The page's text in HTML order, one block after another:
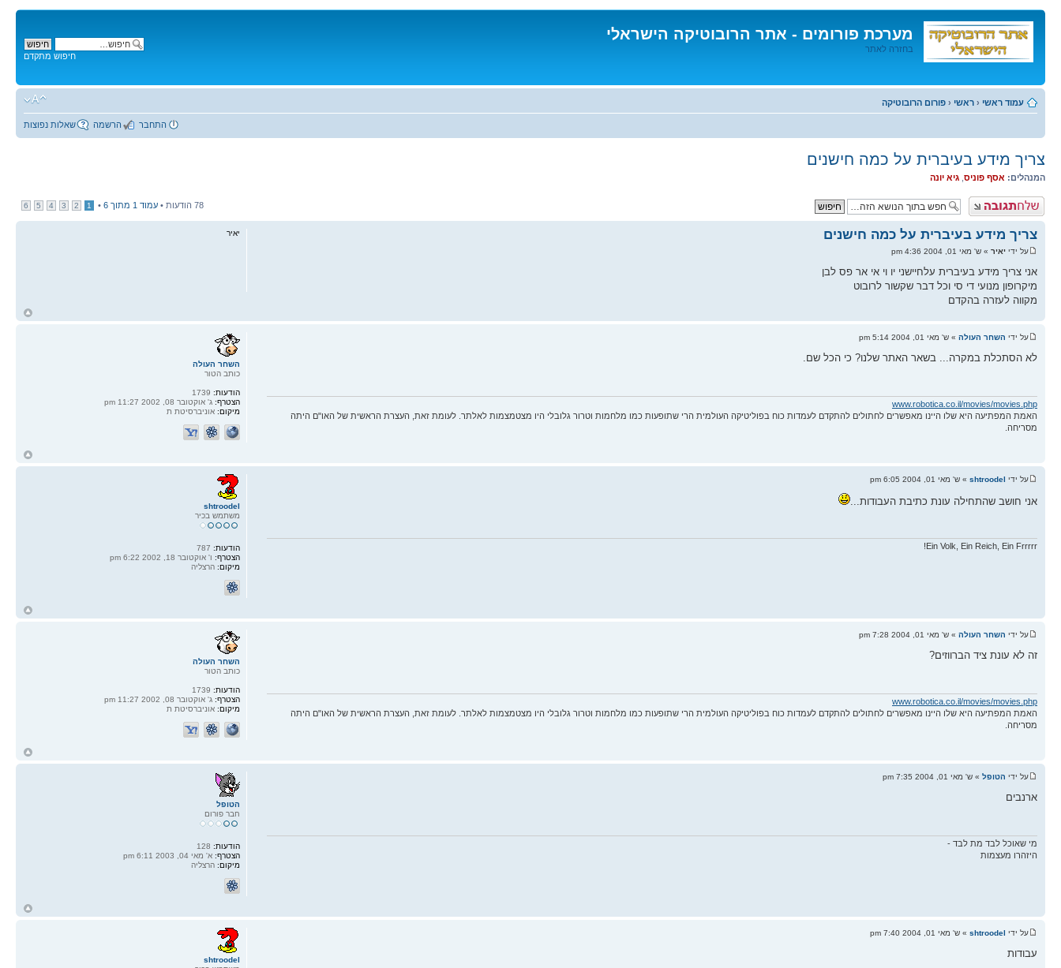
מערכת פורומים - אתר הרובוטיקה הישראלי
בחזרה לאתר
לתוכן
חיפוש מתקדם
עמוד ראשי ‹ ראשי ‹ פורום הרובוטיקה
שאלות נפוצות הרשמה התחבר
צריך מידע בעיברית על כמה חישנים
המנהלים: אסף פוניס גיא יונה
פרסם תגובה 78 הודעות • עמוד 1 מתוך 6
•
1
2
3
4
5
6
צריך מידע בעיברית על כמה חישנים
על ידי יאיר » ש' מאי 01, 2004 4:36 pm
אני צריך מידע בעיברית עלחיישני יו וי אי אר פס לבן
מיקרופון מנועי די סי וכל דבר שקשור לרובוט
מקווה לעזרה בהקדם
יאיר
על ידי השחר העולה » ש' מאי 01, 2004 5:14 pm
לא הסתכלת במקרה... בשאר האתר שלנו? כי הכל שם.
www.robotica.co.il/movies/movies.php
האמת המפתיעה היא שלו היינו מאפשרים לחתולים להתקדם לעמדות כוח בפוליטיקה העולמית הרי שתופעות כמו מלחמות וטרור גלובלי היו מצטמצמות לאלתר. לעומת זאת, העצרת הראשית של האו"ם היתה
מסריחה.
השחר העולה
כותב הטור
הודעות:1739
הצטרף:ג' אוקטובר 08, 2002 11:27 pm
מיקום:אוניברסיטת ת
על ידי shtroodel » ש' מאי 01, 2004 6:05 pm
אני חושב שהתחילה עונת כתיבת העבודות...
Ein Volk, Ein Reich, Ein Frrrrr!
shtroodel
משתמש בכיר
הודעות:
הצטרף: ו' אוקטובר 18, 2002 6:22 pm
מיקום: הרצליה
על ידי השחר העולה » ש' מאי 01, 2004 7:28 pm
זה לא עונת ציד הברווזים?
www.robotica.co.il/movies/movies.php
האמת המפתיעה היא שלו היינו מאפשרים לחתולים להתקדם לעמדות כוח בפוליטיקה העולמית הרי שתופעות כמו מלחמות וטרור גלובלי היו מצטמצמות לאלתר. לעומת זאת, העצרת הראשית של האו"ם היתה
מסריחה.
השחר העולה
כותב הטור
הודעות:1739
הצטרף:ג' אוקטובר 08, 2002 11:27 pm
מיקום:אוניברסיטת ת
על ידי הטופל » ש' מאי 01, 2004 7:35 pm
ארנבים
מי שאוכל לבד מת לבד -
היזהרו מעצמות
הטופל
חבר פורום
הודעות:
הצטרף: א' מאי 04, 2003 6:11 pm
מיקום: הרצליה
על ידי shtroodel » ש' מאי 01, 2004 7:40 pm
עבודות
shtroodel